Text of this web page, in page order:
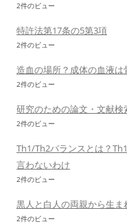
2件のビュー
特許法第17条の5第3項
2件のビュー
造血の場所？成体の血液
2件のビュー
研究のための論文・文献検
2件のビュー
Th1/Th2バランスとは？
言わないわけ
2件のビュー
黒人と白人の両親から生
2件のビュー